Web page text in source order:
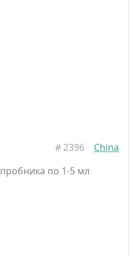
# 2396
China
по 1-5 мл